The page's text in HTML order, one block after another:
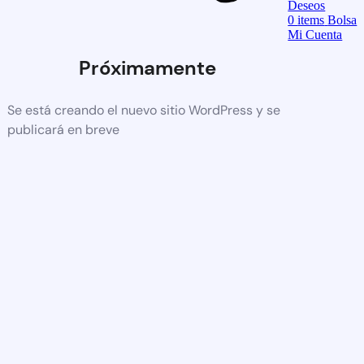
Próximamente
Se está creando el nuevo sitio WordPress y se
publicará en breve
Deseos
0items Bolsa
Mi Cuenta